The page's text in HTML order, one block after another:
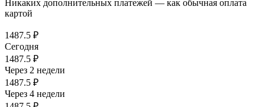
Никаких дополнительных платежей — как обычная оплата
картой
1487.5 ₽
Сегодня
1487.5 ₽
Через 2 недели
1487.5 ₽
Через 4 недели